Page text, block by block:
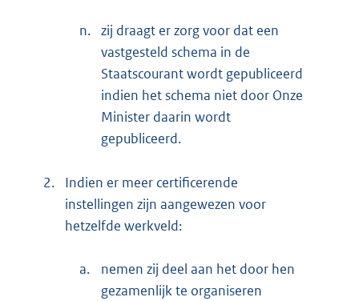
n. zij draagt er zorg voor dat een
vastgesteld schema in de
Staatscourant wordt gepubliceerd
indien het schema niet door Onze
Minister daarin wordt
gepubliceerd.
2.
Indien er meer certificerende
instellingen zijn aangewezen voor
hetzelfde werkveld:
a.
nemen zij deel aan het door hen
gezamenlijk te organiseren